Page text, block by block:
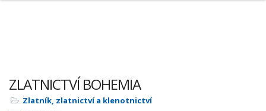
ZLATNICTVÍ BOHEMIA
Zlatník, zlatnictví a klenotnictví